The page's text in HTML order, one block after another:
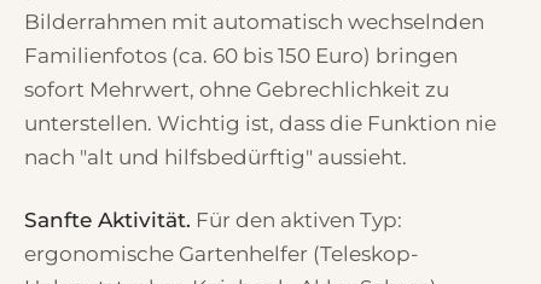
Bilderrahmen mit automatisch wechselnden
Familienfotos (ca. 60 bis 150 Euro) bringen
sofort Mehrwert, ohne Gebrechlichkeit zu
unterstellen. Wichtig ist, dass die Funktion nie
nach "alt und hilfsbedürftig" aussieht.
Sanfte Aktivität. Für den aktiven Typ:
ergonomische Gartenhelfer (Teleskop-